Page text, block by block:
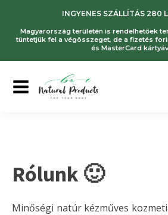
INGYENES SZÁLLÍTÁS 280
Magyarország területén is rendelhetőek
tüntetjük fel a végösszeget, de a fizetés
és MasterCard
Rólunk 🙂
Minőségi natúr kézműves